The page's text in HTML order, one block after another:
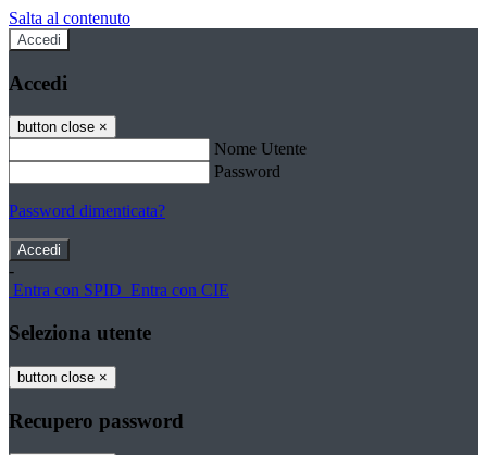
Salta al contenuto
Accedi
Accedi
button close ×
Nome Utente
Password
Password dimenticata?
-
Entra con SPID Entra con CIE
Seleziona utente
button close ×
Recupero password